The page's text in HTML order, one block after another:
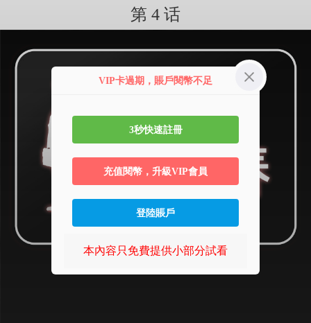
第 4 话
VIP卡過期，賬戶閱幣不足
3秒快速註冊
充值閱幣，升級VIP會員
登陸賬戶
本內容只免費提供小部分試看